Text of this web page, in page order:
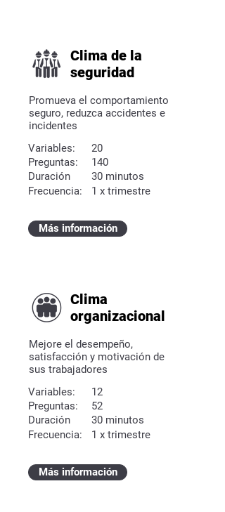
Clima de la
seguridad
Promueva el comportamiento
seguro, reduzca accidentes e
incidentes
Variables:
Preguntas:
Duración
Frecuencia:
20
140
30 minutos
1 x trimestre
Más información
Clima
organizacional
Mejore el desempeño,
satisfacción y motivación de
sus trabajadores
Variables:
Preguntas:
Duración
Frecuencia:
12
52
30 minutos
1 x trimestre
Más información